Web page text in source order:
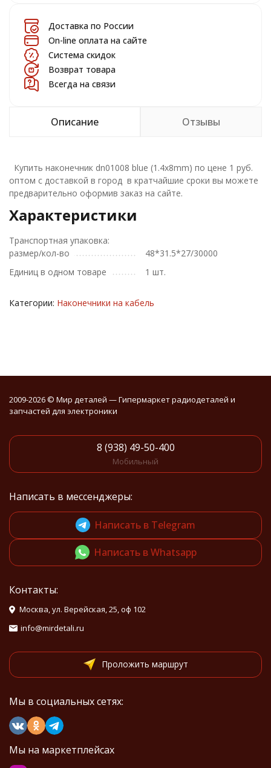
Доставка по России
On-line оплата на сайте
Система скидок
Возврат товара
Всегда на связи
Описание Отзывы
Купить наконечник dn01008 blue (1.4x8mm) по цене 1 руб.
оптом с доставкой в город в кратчайшие сроки вы можете
предварительно оформив заказ на сайте.
Характеристики
Транспортная упаковка:
размер/кол-во
48*31.5*27/30000
Единиц в одном товаре
1 шт.
Категории: Наконечники на кабель
2009-2026 © Мир деталей — Гипермаркет радиодеталей и
запчастей для электроники
8 (938) 49-50-400
Мобильный
Написать в мессенджеры:
Написать в Telegram
Написать в Whatsapp
Контакты:
Москва, ул. Верейская, 25, оф 102
info@mirdetali.ru
Проложить маршрут
Мы в социальных сетях:
Мы на маркетплейсах